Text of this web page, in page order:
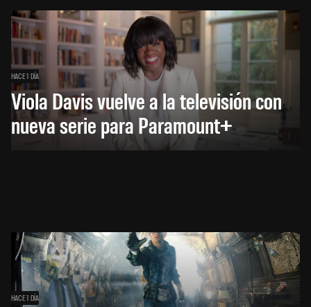
HACE 1 DÍA
Viola Davis vuelve a la televisión con
nueva serie para Paramount+
HACE 1 DÍA